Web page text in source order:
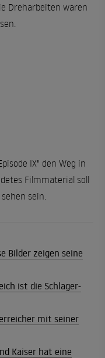
Dreharbeiten waren
IX" den Weg in
Filmmaterial soll
sein.
Bilder zeigen seine
ist die Schlager-
mit seiner
Kaiser hat eine